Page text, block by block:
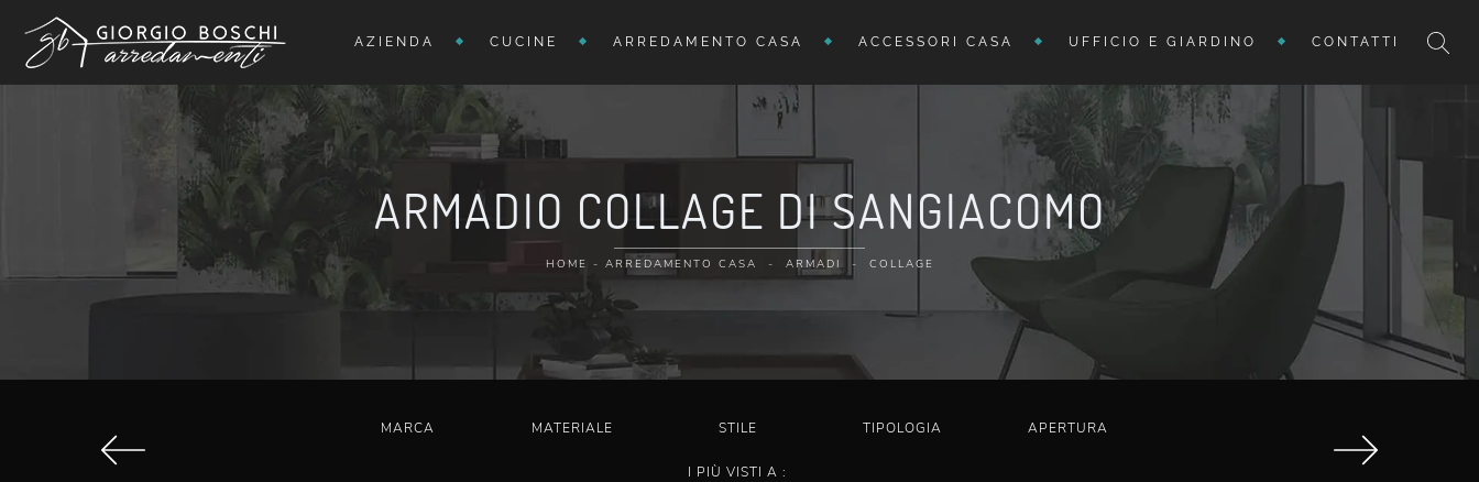
AZIENDA CUCINE ARREDAMENTO CASA ACCESSORI CASA UFFICIO E GIARDINO CONTATTI
ARMADIO COLLAGE DI SANGIACOMO
HOME - ARREDAMENTO CASA - ARMADI - COLLAGE
MARCA MATERIALE STILE TIPOLOGIA APERTURA
I PIÙ VISTI A :